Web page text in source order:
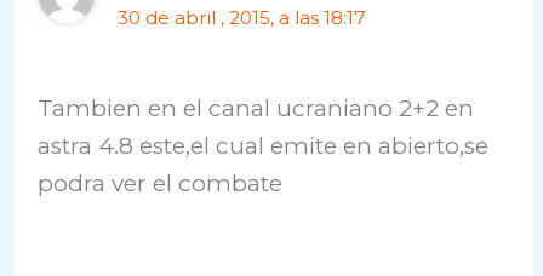
30 de abril , 2015, a las 18:17
Tambien en el canal ucraniano 2+2 en
astra 4.8 este,el cual emite en abierto,se
podra ver el combate